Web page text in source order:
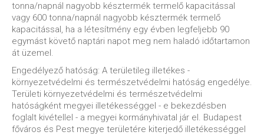
tonna/napnál nagyobb késztermék termelő kapacitással
vagy 600 tonna/napnál nagyobb késztermék termelő
kapacitással, ha a létesítmény egy évben legfeljebb 90
egymást követő naptári napot meg nem haladó időtartamon
át üzemel.
Engedélyező hatóság: A területileg illetékes -
környezetvédelmi és természetvédelmi hatóság engedélye.
Területi környezetvédelmi és természetvédelmi
hatóságként megyei illetékességgel - e bekezdésben
foglalt kivétellel - a megyei kormányhivatal jár el. Budapest
főváros és Pest megye területére kiterjedő illetékességgel